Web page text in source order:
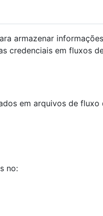
armazenar
credenciais em fluxos
em arquivos de fluxo
no: